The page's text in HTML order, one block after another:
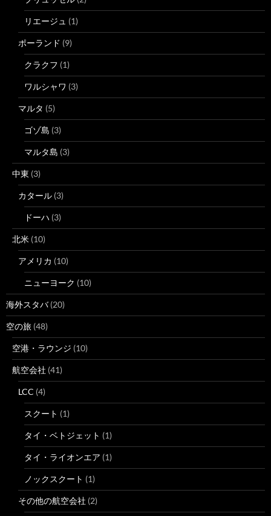
リエージュ (1)
ポーランド (9)
クラクフ (1)
ワルシャワ (3)
マルタ (5)
ゴゾ島 (3)
マルタ島 (3)
中東 (3)
カタール (3)
ドーハ (3)
北米 (10)
アメリカ (10)
ニューヨーク (10)
海外スタバ(20)
空の旅 (48)
空港・ラウンジ (10)
航空会社 (41)
LCC (4)
スクート (1)
タイ・ベトジェット (1)
タイ・ライオンエア (1)
ノックスクート (1)
その他の航空会社 (2)